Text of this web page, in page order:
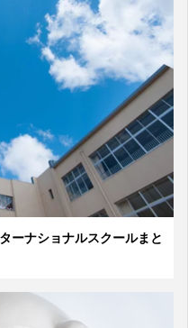
ーナショナルスクールまと